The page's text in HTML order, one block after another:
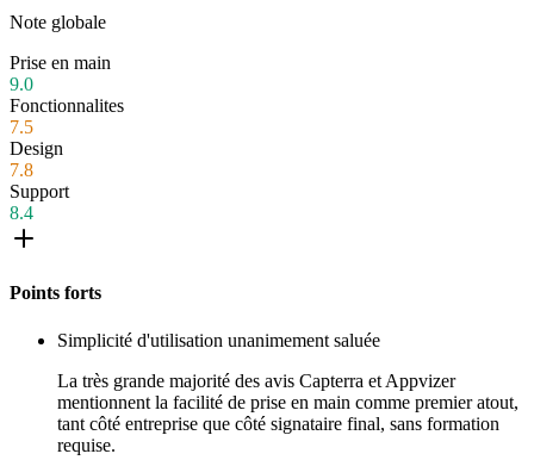
Note globale
Prise en main
9.0
Fonctionnalites
7.5
Design
7.8
Support
8.4
Points forts
Simplicité d'utilisation unanimement saluée
La très grande majorité des avis Capterra et Appvizer
mentionnent la facilité de prise en main comme premier atout,
tant côté entreprise que côté signataire final, sans formation
requise.